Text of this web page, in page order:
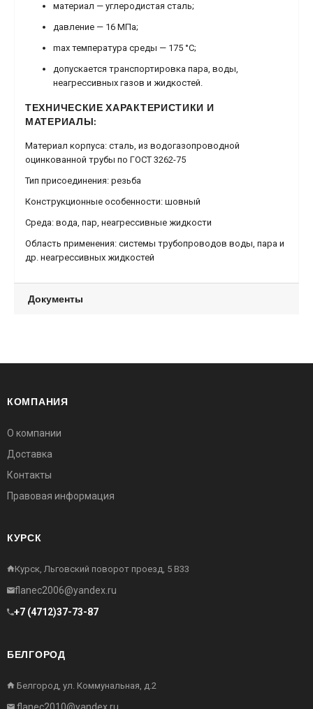
материал — углеродистая сталь;
давление — 16 МПа;
max температура среды — 175 °C;
допускается транспортировка пара, воды,
неагрессивных газов и жидкостей.
ТЕХНИЧЕСКИЕ ХАРАКТЕРИСТИКИ И
МАТЕРИАЛЫ:
Материал корпуса: сталь, из водогазопроводной
оцинкованной трубы по ГОСТ 3262-75
Тип присоединения: резьба
Конструкционные особенности: шовный
Среда: вода, пар, неагрессивные жидкости
Область применения: системы трубопроводов воды, пара и
др. неагрессивных жидкостей
Документы
КОМПАНИЯ
О компании
Доставка
Контакты
Правовая информация
КУРСК
Курск, Льговский поворот проезд, 5 В33
flanec2006@yandex.ru
+7 (4712)37-73-87
БЕЛГОРОД
Белгород, ул. Коммунальная, д.2